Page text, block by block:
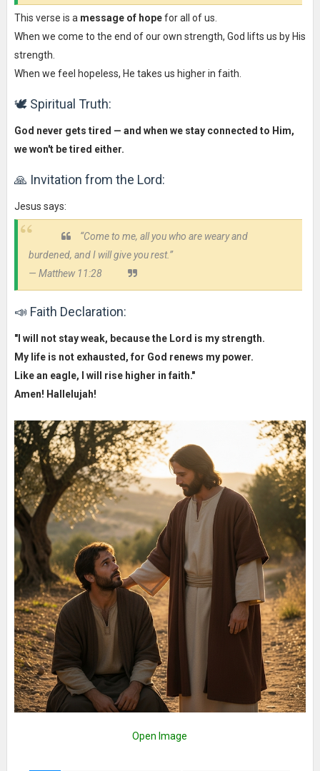
This verse is a message of hopefor all of us.
When we come to the end of our own strength, God lifts us by His
strength.
When we feel hopeless, He takes us higher in faith.
🕊️ Spiritual Truth:
God never gets tired — and when we stay connected to Him,
we won't be tired either.
🙏 Invitation from the Lord:
Jesus says:
“Come to me, all you who are weary and
burdened, and I will give you rest.”
— Matthew 11:28
📣 Faith Declaration:
"I will not stay weak, because the Lord is my strength.
My life is not exhausted, for God renews my power.
Like an eagle, I will rise higher in faith."
Amen! Hallelujah!
Open Image